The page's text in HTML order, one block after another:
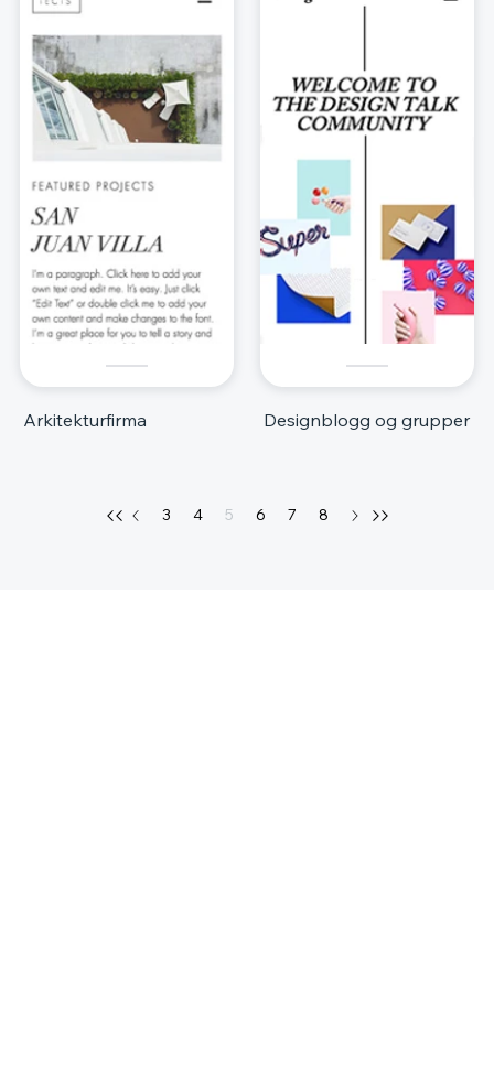
Arkitekturfirma Designblogg og grupper
3 4 5 6 7 8